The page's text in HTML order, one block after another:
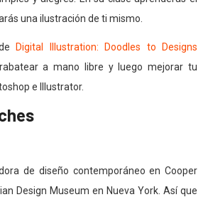
una ilustración de ti mismo.
Digital Illustration: Doodles to Designs
a mano libre y luego mejorar tu
e Illustrator.
de diseño contemporáneo en Cooper
Design Museum en Nueva York. Así que